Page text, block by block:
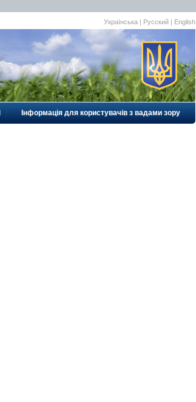
Українська | Русский | English
Інформація для користувачів з вадами зору